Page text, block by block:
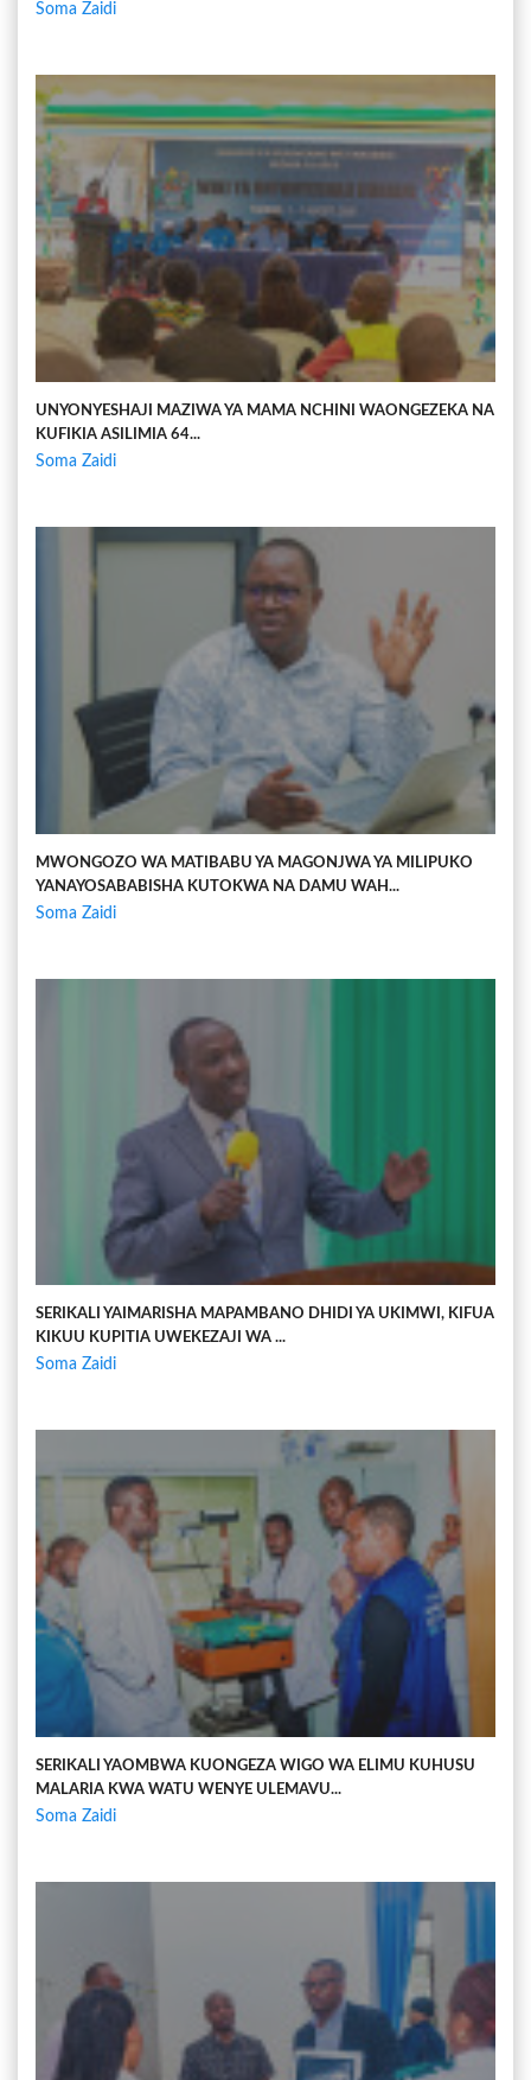
Soma Zaidi
UNYONYESHAJI MAZIWA YA MAMA NCHINI WAONGEZEKA NA
KUFIKIA ASILIMIA 64...
Soma Zaidi
MWONGOZO WA MATIBABU YA MAGONJWA YA MILIPUKO
YANAYOSABABISHA KUTOKWA NA DAMU WAH...
Soma Zaidi
SERIKALI YAIMARISHA MAPAMBANO DHIDI YA UKIMWI, KIFUA
KIKUU KUPITIA UWEKEZAJI WA ...
Soma Zaidi
SERIKALI YAOMBWA KUONGEZA WIGO WA ELIMU KUHUSU
MALARIA KWA WATU WENYE ULEMAVU...
Soma Zaidi